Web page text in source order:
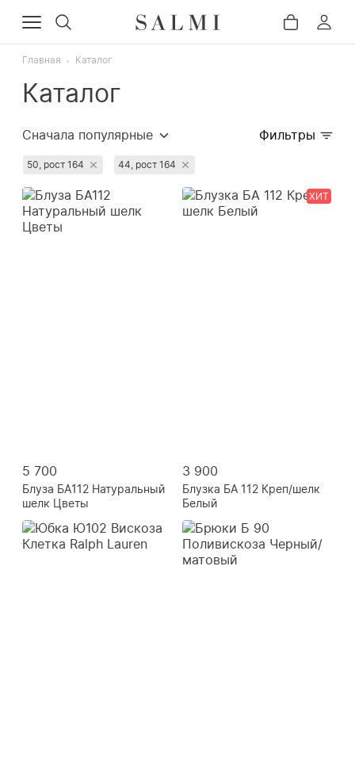
Главная Каталог
Каталог
Сначала популярные
Сначала дорогие
Недавно добавленные
Сначала со скидкой
Фильтры
50, рост 164 44, рост 164
5 700
Блуза БА112 Натуральный
шелк Цветы
3 900
Блузка БА 112 Креп/шелк
Белый
ХИТ